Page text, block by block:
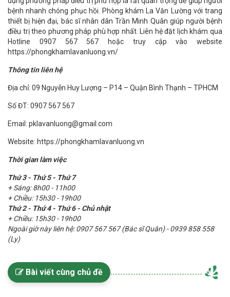
bệnh nhanh chóng phục hồi. Phòng khám La Văn Lường với trang
thiết bị hiện đại, bác sĩ nhân dân Trần Minh Quân giúp người bệnh
điều trị theo phương pháp phù hợp nhất. Liên hệ đặt lịch khám qua
Hotline 0907 567 567 hoặc truy cập vào website
https://phongkhamlavanluong.vn/
Thông tin liên hệ
Địa chỉ: 09 Nguyễn Huy Lượng – P14 – Quận Bình Thạnh – TPHCM
Số ĐT: 0907 567 567
Email: pklavanluong@gmail.com
Website: https://phongkhamlavanluong.vn
Thời gian làm việc
Thứ 3 - Thứ 5 - Thứ 7
+ Sáng: 8h00 - 11h00
+ Chiều: 15h30 - 19h00
Thứ 2 - Thứ 4 - Thứ 6 - Chủ nhật
+ Chiều: 15h30 - 19h00
Ngoài giờ này liên hệ: 0907 567 567 (Bác sĩ Quân) - 0939 858 558
(Ly)
Bài viết cùng chủ đề